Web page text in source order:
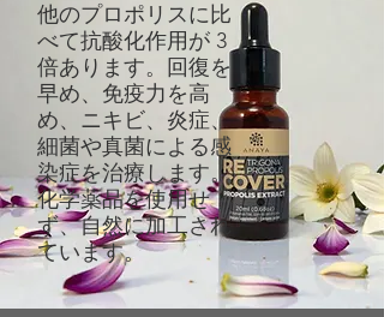
他のプロポリスに比
べて抗酸化作用が 3
倍あります。回復を
早め、免疫力を高
め、ニキビ、炎症、
細菌や真菌による感
染症を治療します。
化学薬品を使用せ
ず、自然に加工され
ています。